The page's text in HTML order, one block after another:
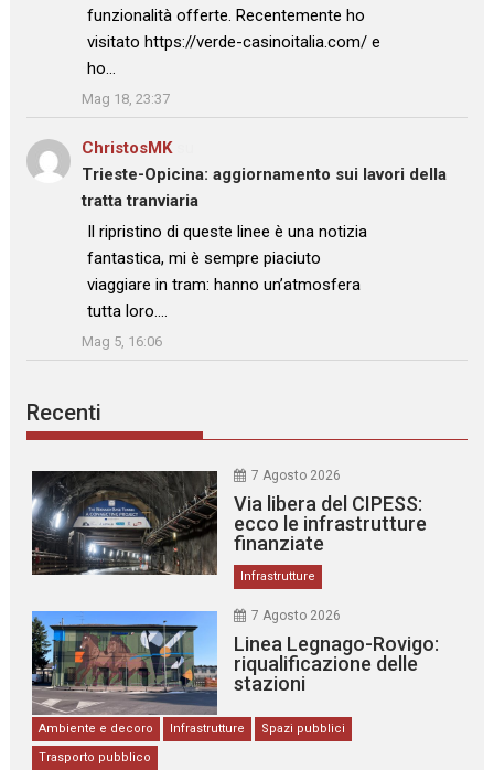
funzionalità offerte. Recentemente ho
visitato https://verde-casinoitalia.com/ e
ho…
”
Mag 18, 23:37
ChristosMKsu
Trieste-Opicina: aggiornamento sui lavori della
tratta tranviaria
: “Il ripristino di queste linee è una notizia
fantastica, mi è sempre piaciuto
viaggiare in tram: hanno un’atmosfera
tutta loro.…
Mag 5, 16:06
Recenti
7 Agosto 2026
Via libera del CIPESS:
ecco le infrastrutture
finanziate
Infrastrutture
7 Agosto 2026
Linea Legnago-Rovigo:
riqualificazione delle
stazioni
Ambiente e decoro Infrastrutture
Spazi pubblici
Trasporto pubblico